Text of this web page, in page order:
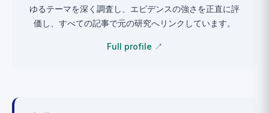
ゆるテーマを深く調査し、エビデンスの強さを正直に評
価し、すべての記事で元の研究へリンクしています。
Full profile ↗